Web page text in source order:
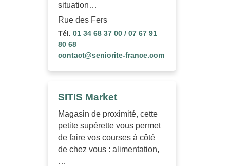
situation…
Rue des Fers
Tél. 01 34 68 37 00 / 07 67 91
80 68
contact@seniorite-france.com
SITIS Market
Magasin de proximité, cette
petite supérette vous permet
de faire vos courses à côté
de chez vous : alimentation,
…